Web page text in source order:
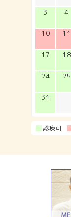
3 4
10 11
17 18
24 25
31
診療可